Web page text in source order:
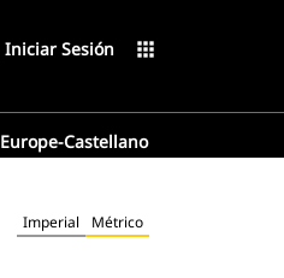
Iniciar Sesión apps
Europe-Castellano
Imperial Métrico